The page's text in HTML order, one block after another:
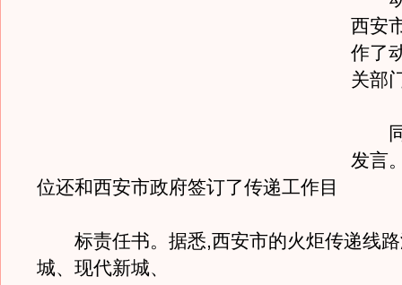
西安
作了
关部
同
发言
位还和西安市政府签订了传递工作目
标责任书。据悉,西安市的火炬传递线路
城、现代新城、